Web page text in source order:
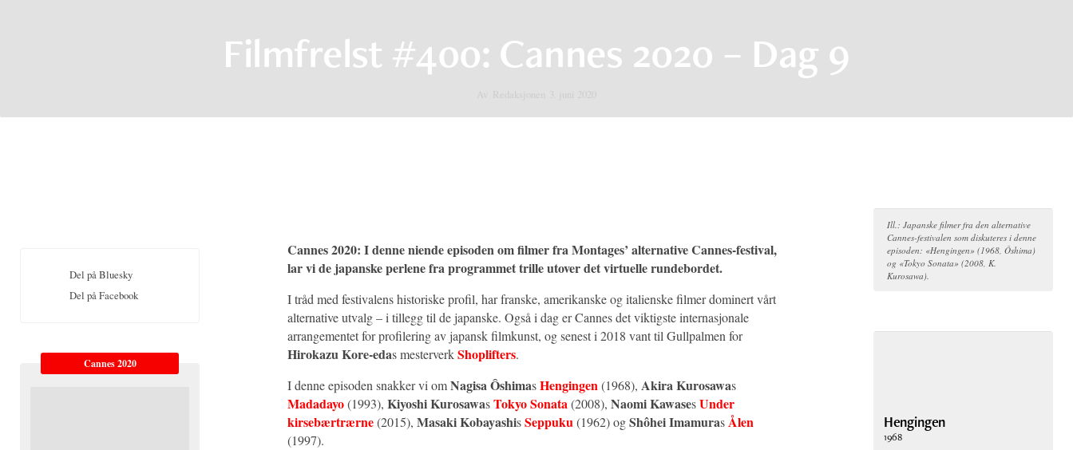
Filmfrelst #400: Cannes 2020 – Dag 9
Cannes 2020: I denne niende episoden om filmer fra Montages’ alternative Cannes-festival,
lar vi de japanske perlene fra programmet trille utover det virtuelle rundebordet.
I tråd med festivalens historiske profil, har franske, amerikanske og italienske filmer dominert vårt
alternative utvalg – i tillegg til de japanske. Også i dag er Cannes det viktigste internasjonale
arrangementet for profilering av japansk filmkunst, og senest i 2018 vant til Gullpalmen for
Hirokazu Kore-edas mesterverkShoplifters.
I denne episoden snakker vi omNagisa ÔshimasHengingen(1968), Akira Kurosawas
Madadayo(1993), Kiyoshi KurosawasTokyo Sonata(2008), Naomi KawasesUnder
kirsebærtrærne(2015), Masaki KobayashisSeppuku(1962) ogShôhei ImamurasÅlen
(1997).
Del på Bluesky
Del på Facebook
Cannes 2020
Ill.: Japanske filmer fra den alternative
Cannes-festivalen som diskuteres i denne
episoden: «Hengingen» (1968, Ôshima)
og «Tokyo Sonata» (2008, K.
Kurosawa).
Hengingen
1968